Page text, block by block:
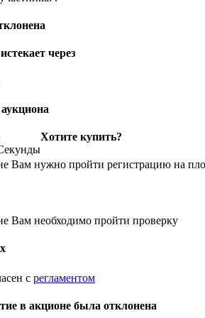
через
Хотите купить?
Вам нужно пройти регистрацию на
Вам необходимо пройти проверку
с регламентом
в акционе была отклонена